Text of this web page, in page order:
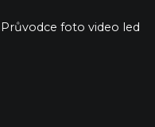
foto video led